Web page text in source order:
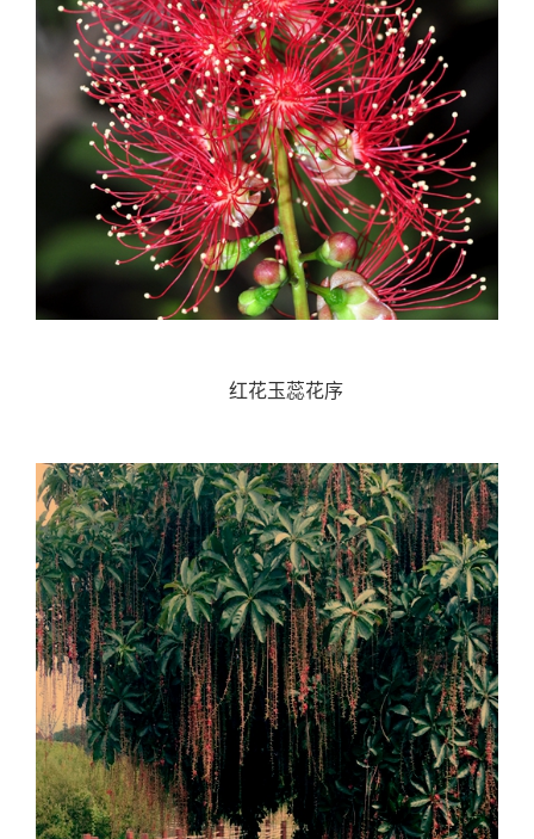
红花玉蕊花序